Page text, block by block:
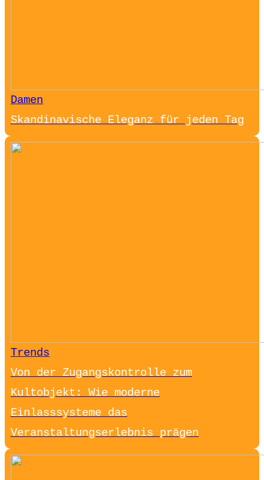
Damen
Skandinavische Eleganz für jeden Tag
Trends
Von der Zugangskontrolle zum
Kultobjekt: Wie moderne
Einlasssysteme das
Veranstaltungserlebnis prägen